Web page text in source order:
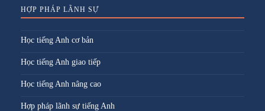
HỢP PHÁP LÃNH SỰ
Học tiếng Anh cơ bản
Học tiếng Anh giao tiếp
Học tiếng Anh nâng cao
Hợp pháp lãnh sự tiếng Anh